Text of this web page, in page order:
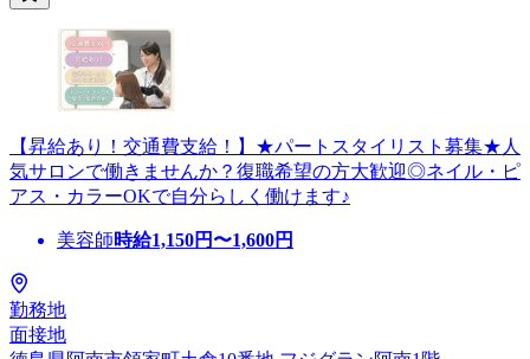
【昇給あり！交通費支給！】★パートスタイリスト募集★人
気サロンで働きませんか？復職希望の方大歓迎◎ネイル・ピ
アス・カラーOKで自分らしく働けます♪
美容師時給1,150円〜1,600円
勤務地
面接地